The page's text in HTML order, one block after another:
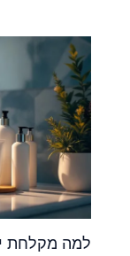
למה מקלחת